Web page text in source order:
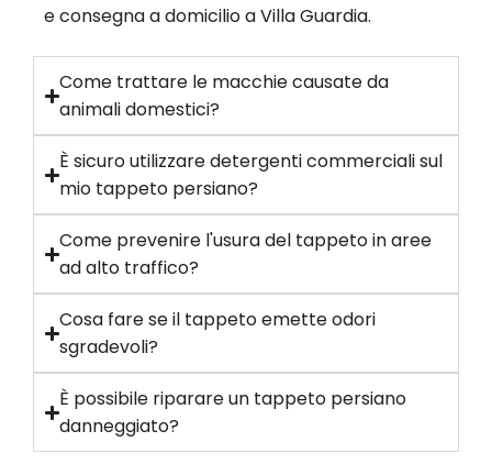
e consegna a domicilio a Villa Guardia.
Come trattare le macchie causate da
animali domestici?
È sicuro utilizzare detergenti commerciali sul
mio tappeto persiano?
Come prevenire l'usura del tappeto in aree
ad alto traffico?
Cosa fare se il tappeto emette odori
sgradevoli?
È possibile riparare un tappeto persiano
danneggiato?